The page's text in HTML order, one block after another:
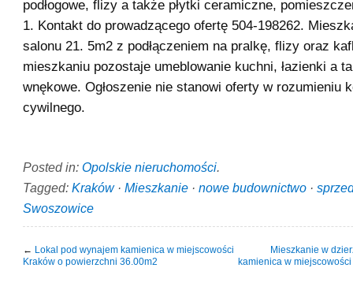
podłogowe, flizy a także płytki ceramiczne,
1. Kontakt do prowadzącego ofertę 504-198262.
salonu 21. 5m2 z podłączeniem na pralkę, flizy oraz
mieszkaniu pozostaje umeblowanie kuchni, łazienki a
wnękowe. Ogłoszenie nie stanowi oferty w rozumieniu
cywilnego.
Posted in: Opolskie nieruchomości.
Tagged: Kraków· Mieszkanie · nowe budownictwo ·
Swoszowice
← Lokal pod wynajem kamienica w miejscowości
Kraków o powierzchni 36.00m2
Mieszkanie w
kamienica w